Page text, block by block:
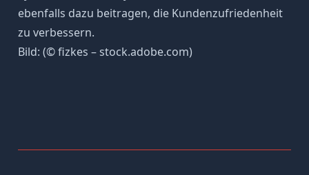
ebenfalls dazu beitragen, die Kundenzufriedenheit
zu verbessern.
Bild: (© fizkes – stock.adobe.com)